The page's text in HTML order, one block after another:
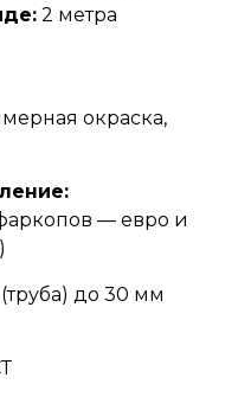
2 метра
окраска,
— евро и
(труба) до 30 мм